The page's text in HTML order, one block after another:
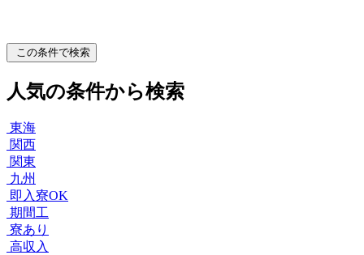
この条件で検索
人気の条件から検索
東海
関西
関東
九州
即入寮OK
期間工
寮あり
高収入